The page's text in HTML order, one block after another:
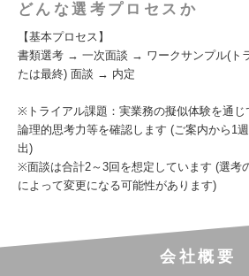
どんな選考プロセスか
【基本プロセス】
書類選考 → 一次面談 → ワークサンプル(ト
たは最終) 面談 → 内定
※トライアル課題：実業務の擬似体験を通
論理的思考力等を確認します (ご案内から1
出)
※面談は合計2～3回を想定しています (選考
によって変更になる可能性があります)
会社概要